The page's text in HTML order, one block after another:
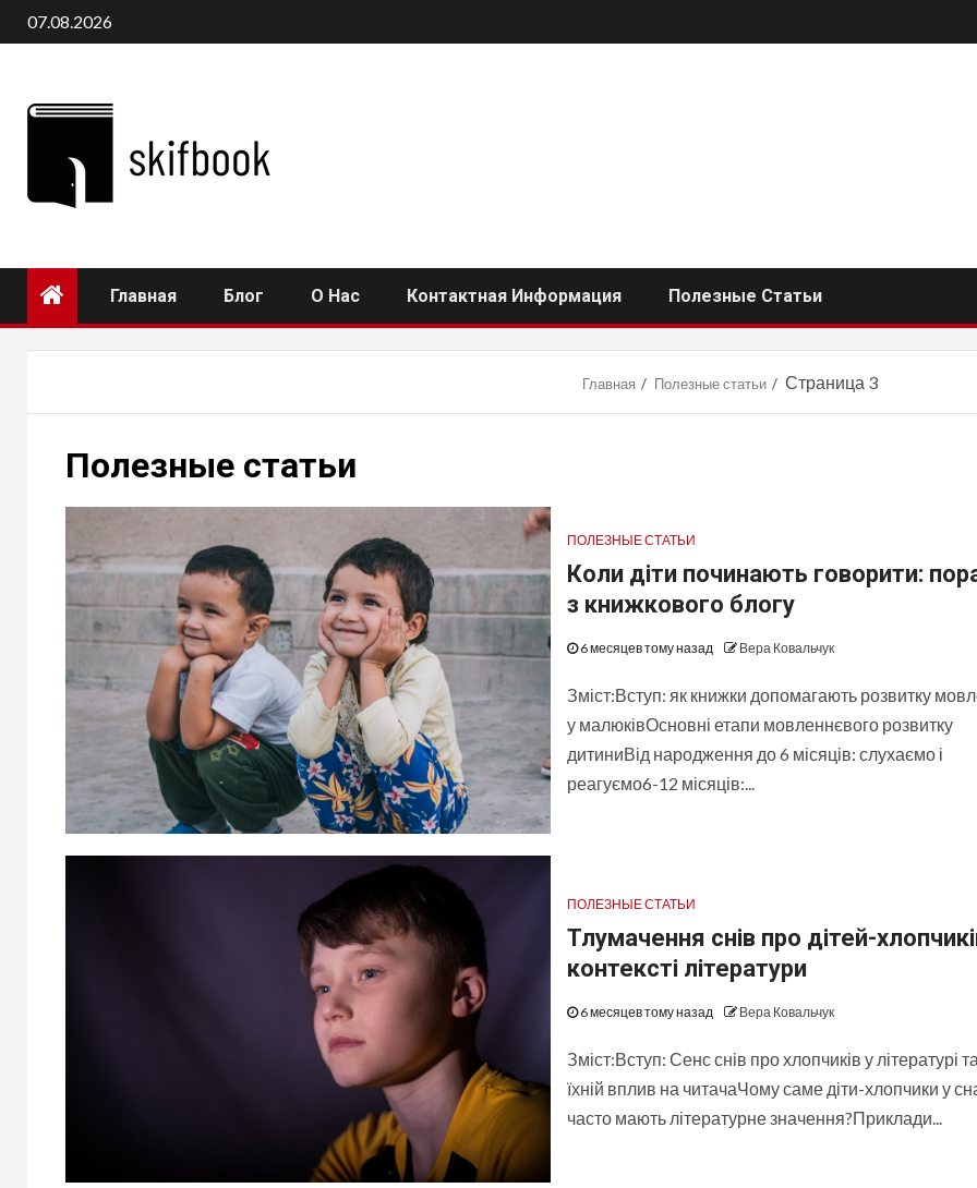
Перейти
к
07.08.2026
Главная Блог О Нас Контактная Информация Полезные Статьи
Главная Полезные статьи Страница 3
Полезные статьи
ПОЛЕЗНЫЕ СТАТЬИ
Коли діти починають говорити:
з книжкового блогу
6 месяцев тому назад Вера Ковальчук
Зміст:Вступ: як книжки допомагають розвитку
у малюківОсновні етапи мовленнєвого розвитку
дитиниВід народження до 6 місяців: слухаємо і
реагуємо6-12 місяців:...
ПОЛЕЗНЫЕ СТАТЬИ
Тлумачення снів про дітей-
контексті літератури
6 месяцев тому назад Вера Ковальчук
Зміст:Вступ: Сенс снів про хлопчиків у літературі
їхній вплив на читачаЧому саме діти-хлопчики у
часто мають літературне значення?Приклади...